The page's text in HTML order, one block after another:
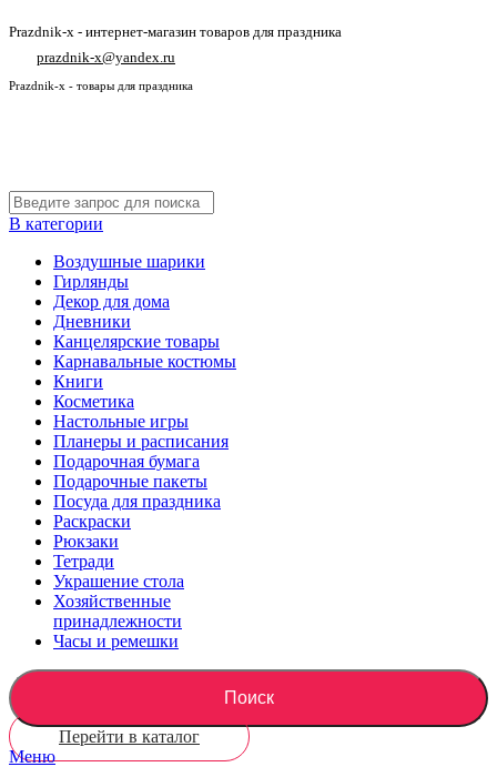
Prazdnik-x - интернет-магазин товаров для праздника
prazdnik-x@yandex.ru
Prazdnik-x - товары для праздника
В категории
Воздушные шарики
Гирлянды
Декор для дома
Дневники
Канцелярские товары
Карнавальные костюмы
Книги
Косметика
Настольные игры
Планеры и расписания
Подарочная бумага
Подарочные пакеты
Посуда для праздника
Раскраски
Рюкзаки
Тетради
Украшение стола
Хозяйственные
принадлежности
Часы и ремешки
Поиск
Перейти в каталог
Меню